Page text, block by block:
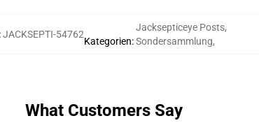
:JACKSEPTI-54762
Kategorien:
Jacksepticeye Posts,
Sondersammlung,
What Customers Say